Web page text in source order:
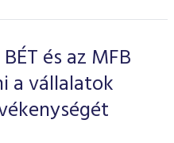
és az MFB
a vállalatok